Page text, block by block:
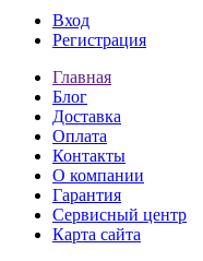
Вход
Регистрация
Главная
Блог
Доставка
Оплата
Контакты
О компании
Гарантия
Сервисный центр
Карта сайта